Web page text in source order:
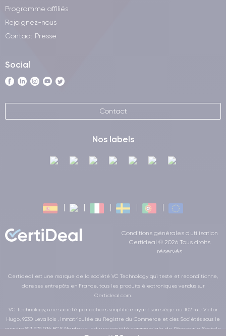
Programme affiliés
Rejoignez-nous
Contact Presse
Social
Contact
Nos labels
Conditions générales d'utilisation
Certideal © 2026 Tous droits
réservés
Certideal est une marque de la société VC Technology qui teste et reconditionne,
dans ses entrepôts en France, tous les produits électroniques vendus sur
Certideal.com.
VC Technology, une société par actions simplifiée ayant son siège au 102 rue Victor
Hugo, 9230 Levallois , immatriculée au Registre du Commerce et des Sociétés sous le
numéro 813 979 036 RCS Nanterre, est une société commerciale de l’Economie Sociale